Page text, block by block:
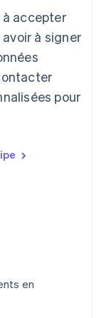
accepter
à signer
pour
en